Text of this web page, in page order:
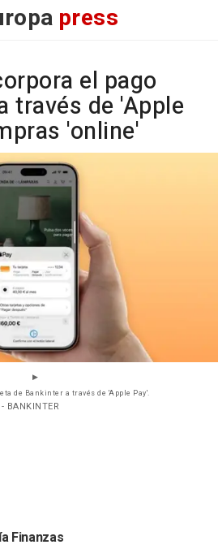
press
el pago
través de 'Apple
'online'
de Bankinter a través de 'Apple Pay'.
- BANKINTER
Finanzas